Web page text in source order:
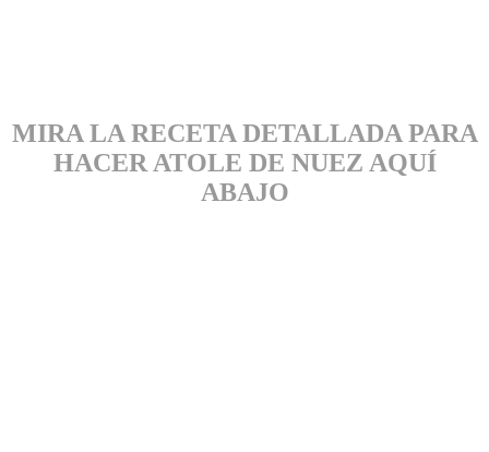
MIRA LA RECETA DETALLADA PARA
HACER ATOLE DE NUEZ AQUÍ
ABAJO